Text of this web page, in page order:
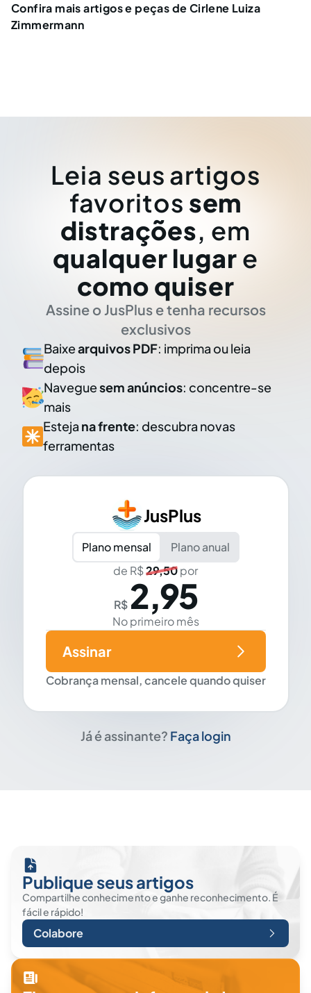
Confira mais artigos e peças de Cirlene Luiza
Zimmermann
Leia seus artigos
favoritos sem
distrações, em
qualquer lugar e
como quiser
Assine o JusPlus e tenha recursos
exclusivos
Baixearquivos PDF: imprima ou leia
depois
Naveguesem anúncios: concentre-se
mais
Esteja na frente: descubra novas
ferramentas
JusPlus
Plano mensal
Plano anual
de R$29,50por
R$ 2,95
No primeiro mês
Cobrança mensal, cancele quando quiser
Assinar
Já é assinante? Faça login
Publique seus artigos
Compartilhe conhecimento e ganhe reconhecimento. É
fácil e rápido!
Colabore